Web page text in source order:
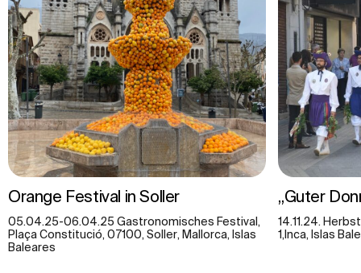
Orange Festival in Soller
05.04.25-06.04.25 Gastronomisches Festival,
Plaça Constitució, 07100, Soller, Mallorca, Islas
Baleares
„Guter
14.11.24.
1,Inca, Islas